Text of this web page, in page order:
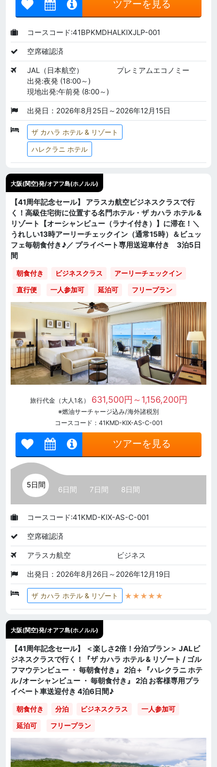
ツアーを見る
コースコード:41BPKMDHALKIXJLP-001
空席確認済
JAL（日本航空）
プレミアムエコノミー
出発:夜発 (18:00～)
現地出発:午前発 (8:00～)
出発日：2026年8月25日～2026年12月15日
ザ カハラ ホテル & リゾート
ハレクラニ ホテル
大阪(関空)発/オアフ島(ホノルル)
【41周年記念セール】 アラスカ航空ビジネスクラスで行
く！高級住宅街に位置する名門ホテル・ザ カハラ ホテル &
リゾート【オーシャンビュー（ラナイ付き）】に滞在！＼
うれしい13時アーリーチェックイン（通常15時）＆ビュッ
フェ毎朝食付き♪／ プライベート専用送迎車付き 3泊5日
間
朝食付き ビジネスクラス
アーリーチェックイン
直行便
一人参加可 延泊可 フリープラン
旅行代金（大人1名） 631,500円～1,156,200円
※燃油サーチャージ込み/海外諸税別
コースコード：41KMD-KIX-AS-C-001
ツアーを見る
5日間
6日間 7日間 8日間
コースコード:41KMD-KIX-AS-C-001
空席確認済
アラスカ航空 ビジネス
出発日：2026年8月26日～2026年12月19日
ザ カハラ ホテル & リゾート ★★★★★
大阪(関空)発/オアフ島(ホノルル)
【41周年記念セール】 ＜楽しさ2倍！分泊プラン＞ JALビ
ジネスクラスで行く！『ザ カハラ ホテル & リゾート / ゴル
フマウテンビュー ・ 毎朝食付き』 2泊＋『ハレクラニ ホテ
ル /オーシャンビュー ・ 毎朝食付き』 2泊 お客様専用プラ
イベート車送迎付き 4泊6日間♪
朝食付き 分泊 ビジネスクラス 一人参加可
延泊可 フリープラン